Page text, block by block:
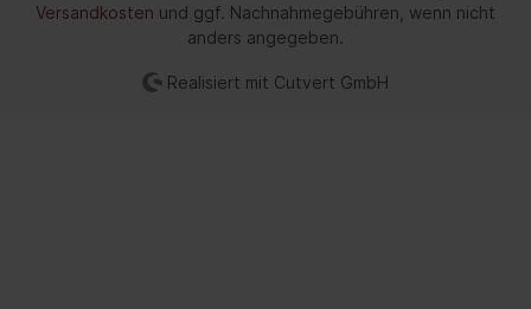
Versandkosten und ggf. Nachnahmegebühren, wenn nicht
anders angegeben.
Realisiert mit Cutvert GmbH